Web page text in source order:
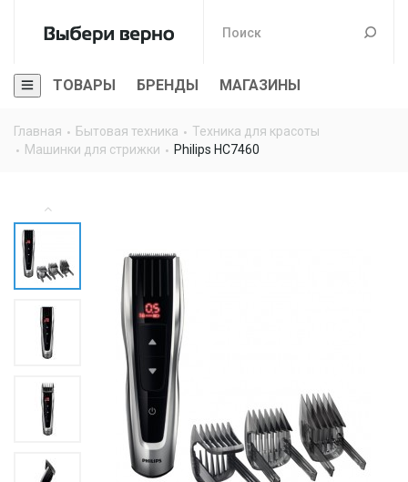
ТОВАРЫ БРЕНДЫ МАГАЗИНЫ
Главная Бытовая техника
Техника для красоты
Машинки для стрижки
Philips HC7460